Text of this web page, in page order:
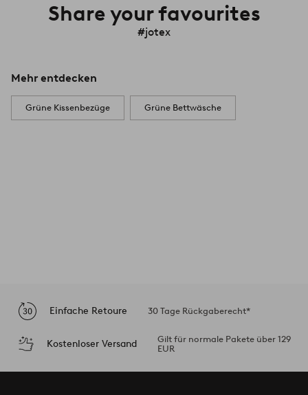
Share your favourites
#jotex
Mehr entdecken
Grüne Kissenbezüge Grüne Bettwäsche
Einfache Retoure 30 Tage Rückgaberecht*
Kostenloser Versand
Gilt für normale Pakete über 129
EUR